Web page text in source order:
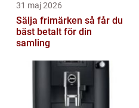
31 maj 2026
Sälja frimärken så får du
bäst betalt för din
samling